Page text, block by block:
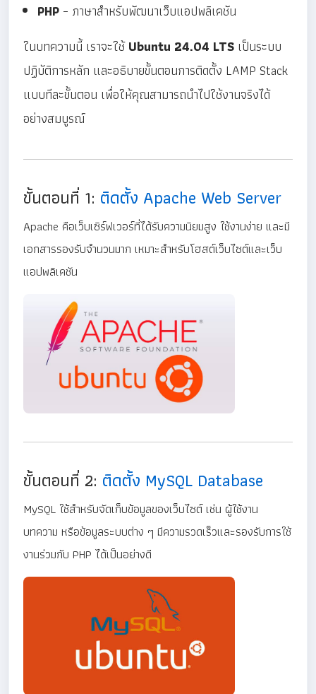
PHP – ภาษาสำหรับพัฒนาเว็บแอปพลิเคชัน
ในบทความนี้ เราจะใช้Ubuntu 24.04 LTS เป็นระบบ
ปฏิบัติการหลัก และอธิบายขั้นตอนการติดตั้ง LAMP Stack
แบบทีละขั้นตอน เพื่อให้คุณสามารถนำไปใช้งานจริงได้
อย่างสมบูรณ์
ขั้นตอนที่ 1: ติดตั้ง Apache Web Server
Apache คือเว็บเซิร์ฟเวอร์ที่ได้รับความนิยมสูง ใช้งานง่าย และมี
เอกสารรองรับจำนวนมาก เหมาะสำหรับโฮสต์เว็บไซต์และเว็บ
แอปพลิเคชัน
ขั้นตอนที่ 2: ติดตั้ง MySQL Database
MySQL ใช้สำหรับจัดเก็บข้อมูลของเว็บไซต์ เช่น ผู้ใช้งาน
บทความ หรือข้อมูลระบบต่าง ๆ มีความรวดเร็วและรองรับการใช้
งานร่วมกับ PHP ได้เป็นอย่างดี